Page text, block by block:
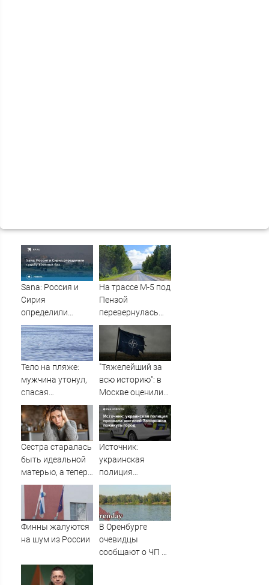
Sana: Россия и
Сирия
определили
судьбу военных
баз
На трассе М-5 под
Пензой
перевернулась
фура - Столица58
Тело на пляже:
мужчина утонул,
спасая
маленькую дочку
09/08/2026 –
Новости
"Тяжелейший за
всю историю": в
Москве оценили
масштаб кризиса
в НАТО
Сестра старалась
быть идеальной
матерью, а теперь
рыдает, потому
что у дочери к ней
куча претензий
Источник:
украинская
полиция
призвала
жителей
Запорожья
покинуть город
Финны жалуются
на шум из России
В Оренбурге
очевидцы
сообщают о ЧП на